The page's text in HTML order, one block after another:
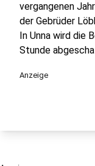
vergangenen
der Gebrüder
In Unna wird die
Stunde
Anzeige